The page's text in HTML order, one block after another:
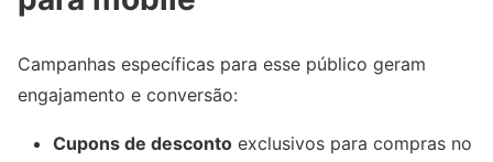
Campanhas específicas para esse público geram
engajamento e conversão:
Cupons de desconto exclusivos para compras no